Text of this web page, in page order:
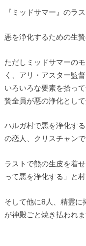
『ミッドサマー』のラ
悪を浄化するための生贄
ただしミッドサマーの
く、アリ・アスター監
いろいろな要素を拾っ
贄全員が悪の浄化とし
ハルガ村で悪を浄化す
の恋人、クリスチャンで
ラストで熊の生皮を着
って悪を浄化する」と
そして他に8人、精霊
が神殿ごと焼き払われま